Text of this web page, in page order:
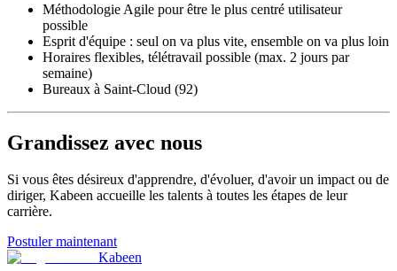
Méthodologie Agile pour être le plus centré utilisateur
possible
Esprit d'équipe : seul on va plus vite, ensemble on va plus loin
Horaires flexibles, télétravail possible (max. 2 jours par
semaine)
Bureaux à Saint-Cloud (92)
Grandissez avec nous
Si vous êtes désireux d'apprendre, d'évoluer, d'avoir un impact ou de
diriger, Kabeen accueille les talents à toutes les étapes de leur
carrière.
Postuler maintenant
Kabeen